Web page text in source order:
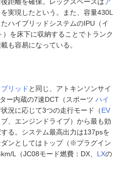
実現したという。また、容量430L
ハイブリッドシステムのIPU（イ
を床下に収納することでトランク
も容易になっている。
リッド と同じ、アトキンソンサイ
ー内蔵の7速DCT（スポーツ ハイ
況に応じて3つの走行モード（EV
、エンジンドライブ）から最も効
る。システム最高出力は137psを
ンとしてはトップ（※プラグイン
L（JC08モード燃費：DX、 LXの